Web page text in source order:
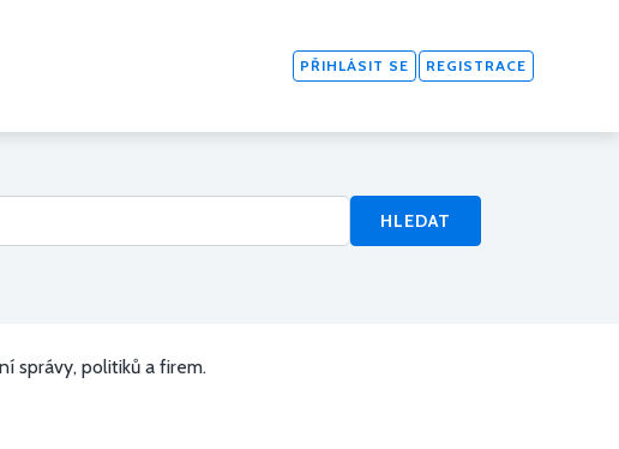
PŘIHLÁSIT SE REGISTRACE
HLEDAT
správy, politiků a firem.